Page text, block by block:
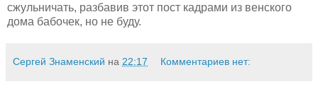
сжульничать, разбавив этот пост кадрами из венского
дома бабочек, но не буду.
Сергей Знаменский на 22:17 Комментариев нет: